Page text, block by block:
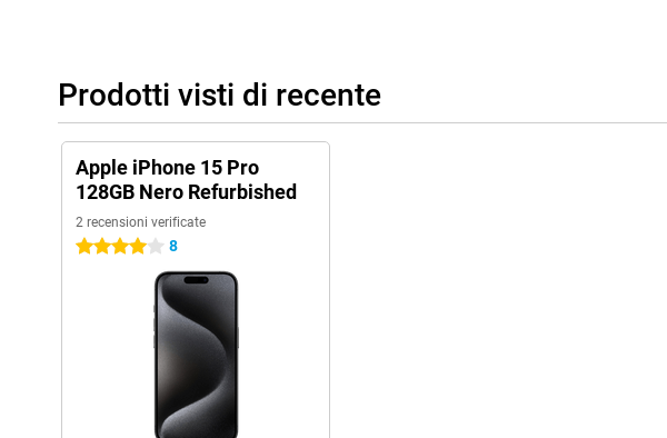
Prodotti visti di recente
Apple iPhone 15 Pro
128GB Nero Refurbished
2 recensioni verificate
4 stelle 8